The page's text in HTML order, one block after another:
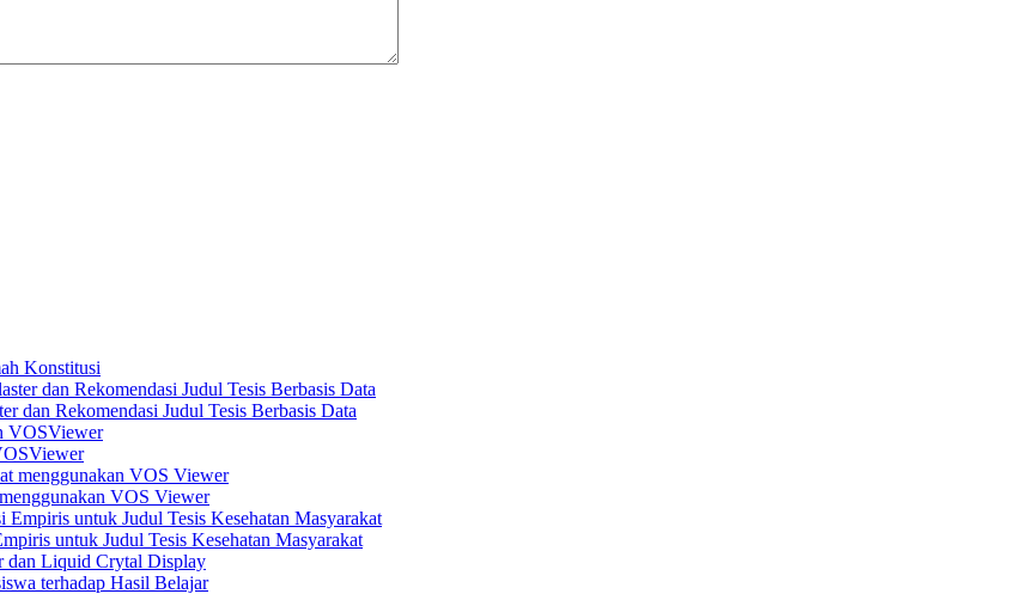
Konstitusi
dan Rekomendasi Judul Tesis Berbasis Data
VOS Viewer
untuk Judul Tesis Kesehatan Masyarakat
dan Liquid Crytal Display
terhadap Hasil Belajar